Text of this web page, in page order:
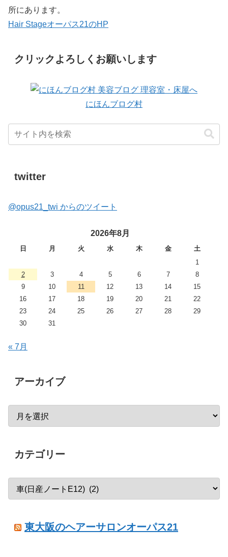
所にあります。
Hair Stageオーパス21のHP
クリックよろしくお願いします
にほんブログ村
twitter
@opus21_twi からのツイート
2026年8月
日 月 火 水 木 金
土
1
2
3 4 5 6 7
8
9
10 11 12 13 14
15
16
17 18 19 20 21
22
23
24 25 26 27 28
29
30
31
« 7月
アーカイブ
カテゴリー
東大阪のヘアーサロンオーパス21